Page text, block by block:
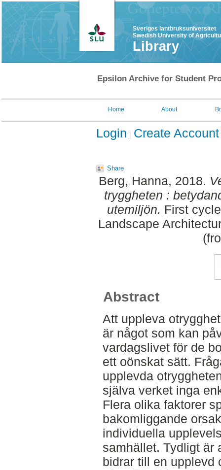
Sveriges lantbruksuniversitet
Swedish University of
Library
Epsilon Archive for Student
Home About
Login Create Account
Share
Berg, Hanna, 2018.
tryggheten :
utemiljön. First
Landscape
Abstract
Att uppleva
är något som kan
vardagslivet för de
ett oönskat sätt.
upplevda
själva verket inga
Flera olika faktorer
bakomliggande
individuella
samhället. Tydligt är
bidrar till en upplevd